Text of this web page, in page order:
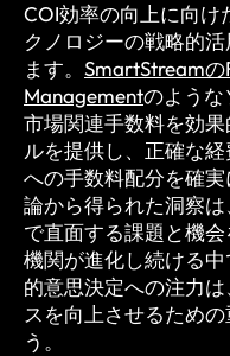
COI効率の向上に向け
クノロジーの戦略的
ます。 SmartStreamの
Managementのような
市場関連手数料を効
ルを提供し、正確な
への手数料配分を確
論から得られた洞察
で直面する課題と機
機関が進化し続ける
的意思決定への注力
スを向上させるため
う。